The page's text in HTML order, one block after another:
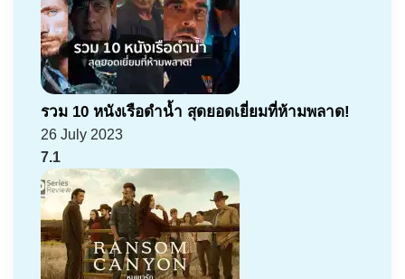
รวม 10 หนังเรือดำน้ำ สุดยอดเยี่ยมที่ห้ามพลาด!
26 July 2023
7.1